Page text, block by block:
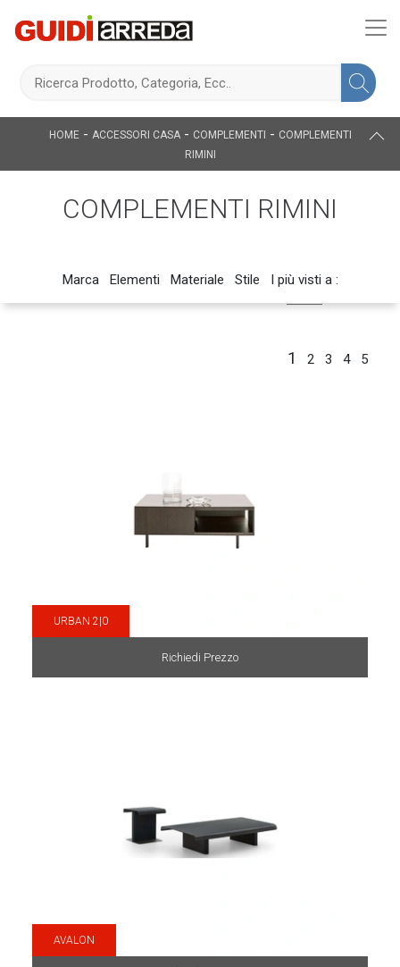
HOME- ACCESSORI CASA- COMPLEMENTI - COMPLEMENTI
RIMINI
COMPLEMENTI RIMINI
Marca Elementi Materiale Stile I più visti a :
1 2 3 4 5
URBAN 2|0
Richiedi Prezzo
AVALON